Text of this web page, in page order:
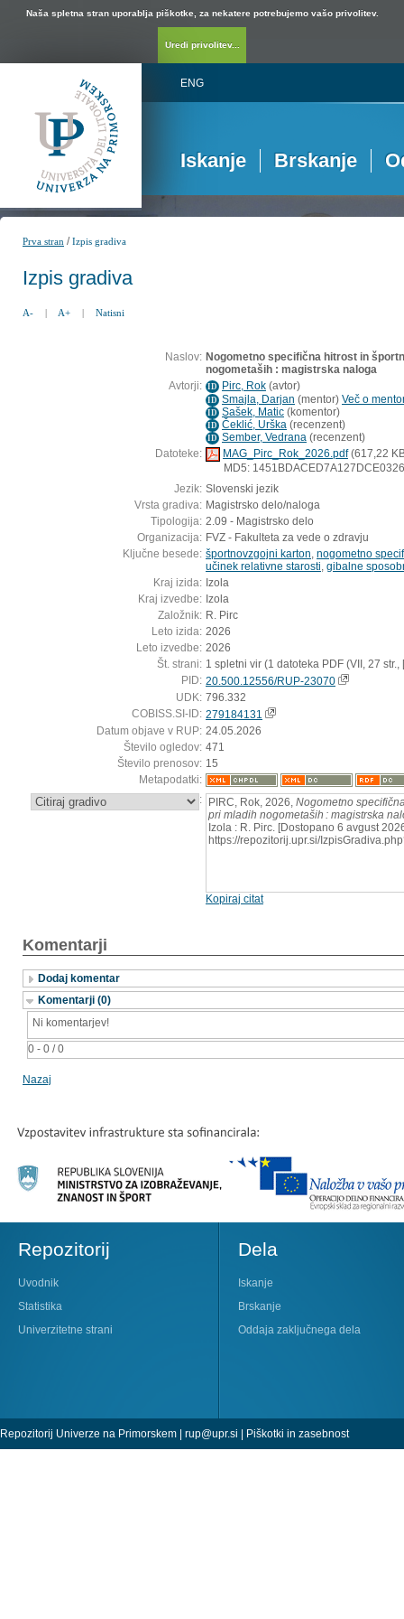
Naša spletna stran uporablja piškotke, za nekatere potrebujemo vašo privolitev.
Uredi privolitev...
ENG
Iskanje Brskanje
Prva stran /Izpis gradiva
Izpis gradiva
A- | A+ | Natisni
Naslov: Nogometno specifična hitrost in
nogometaših : magistrska naloga
Avtorji: ID Pirc, Rok (avtor)
ID Smajla, Darjan (mentor) Več o
ID Sašek, Matic (komentor)
ID Čeklić, Urška (recenzent)
ID Sember, Vedrana (recenzent)
Datoteke:
MAG_Pirc_Rok_2026.pdf(617,22
MD5:
Jezik: Slovenski jezik
Vrsta gradiva: Magistrsko delo/naloga
Tipologija: 2.09 - Magistrsko delo
Organizacija: FVZ - Fakulteta za vede o zdravju
Ključne besede: športnovzgojni karton nogometno
učinek relativne starosti gibalne
Kraj izida: Izola
Kraj izvedbe: Izola
Založnik: R. Pirc
Leto izida: 2026
Leto izvedbe: 2026
Št. strani: 1 spletni vir (1 datoteka PDF (VII, 27 str.,
PID: 20.500.12556/RUP-23070
UDK: 796.332
COBISS.SI-ID: 279184131
Datum objave v RUP: 24.05.2026
Število ogledov: 471
Število prenosov: 15
Metapodatki:
: PIRC, Rok, 2026, Nogometno
pri mladih nogometaših : magistrska
Izola : R. Pirc. [Dostopano 6 avgust
https://repozitorij.upr.si/
Kopiraj citat
Komentarji
Dodaj komentar
Komentarji (0)
0 - 0 / 0
Ni komentarjev!
Nazaj
Repozitorij
Uvodnik
Statistika
Univerzitetne strani
Dela
Iskanje
Brskanje
Oddaja zaključnega dela
Repozitorij Univerze na Primorskem | rup@upr.si Piškotki in zasebnost